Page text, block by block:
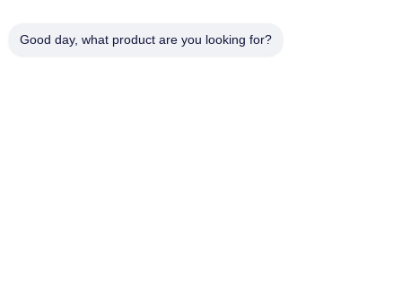
Good day, what product are you looking for?